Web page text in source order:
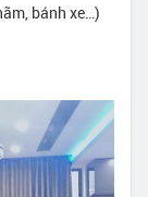
bánh xe…)